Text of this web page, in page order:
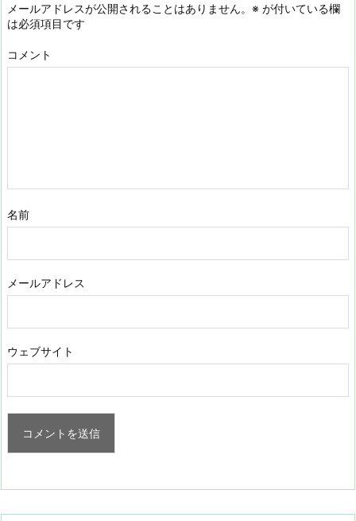
メールアドレスが公開されることはありません。 ※ が付いている欄
は必須項目です
コメント
名前
メールアドレス
ウェブサイト